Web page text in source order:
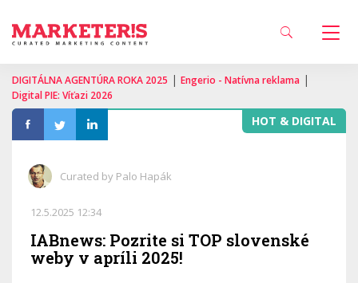
DIGITÁLNA AGENTÚRA ROKA 2025 | Engerio - Natívna reklama |
Digital PIE: Víťazi 2026
HOT & DIGITAL
Curated by Palo Hapák
12.5.2025 12:34
IABnews: Pozrite si TOP slovenské
weby v apríli 2025!